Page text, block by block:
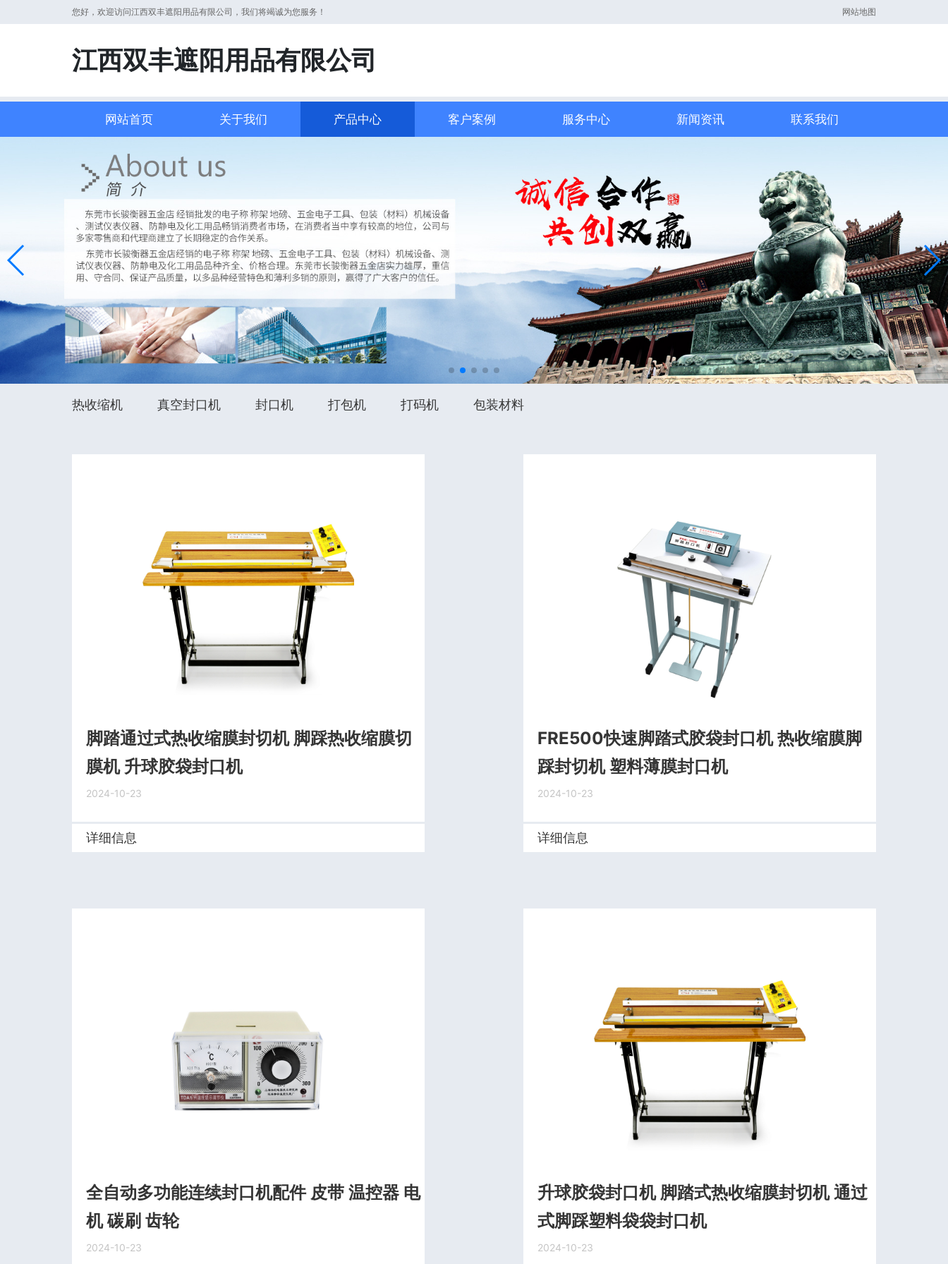
您好，欢迎访问江西双丰遮阳用品有限公司，我们将竭诚为您服务！ 网站地图
江西双丰遮阳用品有限公司
网站首页 关于我们 产品中心 客户案例 服务中心 新闻资讯 联系我们
热收缩机 真空封口机 封口机 打包机 打码机 包装材料
脚踏通过式热收缩膜封切机 脚踩热收缩膜切
膜机 升球胶袋封口机
2024-10-23
详细信息
FRE500快速脚踏式胶袋封口机 热收缩膜脚
踩封切机 塑料薄膜封口机
2024-10-23
详细信息
全自动多功能连续封口机配件 皮带 温控器 电
机 碳刷 齿轮
2024-10-23
升球胶袋封口机 脚踏式热收缩膜封切机 通过
式脚踩塑料袋袋封口机
2024-10-23